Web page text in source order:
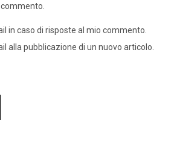
in caso di risposte al mio commento.
alla pubblicazione di un nuovo articolo.